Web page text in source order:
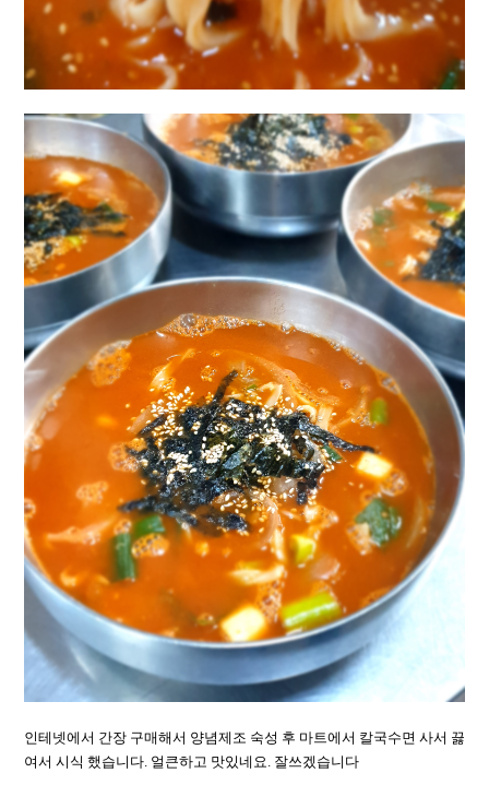
인테넷에서 간장 구매해서 양념제조 숙성 후 마트에서 칼국수면 사서 끓
여서 시식 했습니다. 얼큰하고 맛있네요. 잘쓰겠습니다